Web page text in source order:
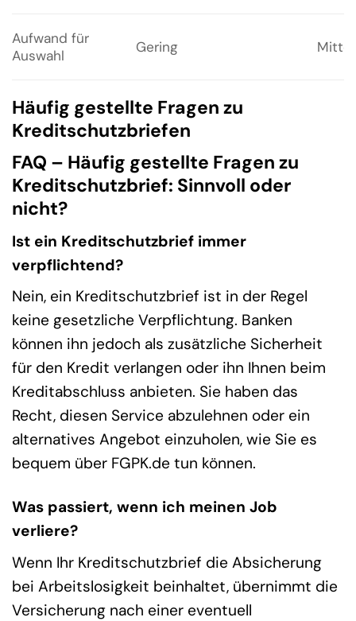
Aufwand für
Auswahl
Gering Mittel
Häufig gestellte Fragen zu
Kreditschutzbriefen
FAQ – Häufig gestellte Fragen zu
Kreditschutzbrief: Sinnvoll oder
nicht?
Ist ein Kreditschutzbrief immer
verpflichtend?
Nein, ein Kreditschutzbrief ist in der Regel
keine gesetzliche Verpflichtung. Banken
können ihn jedoch als zusätzliche Sicherheit
für den Kredit verlangen oder ihn Ihnen beim
Kreditabschluss anbieten. Sie haben das
Recht, diesen Service abzulehnen oder ein
alternatives Angebot einzuholen, wie Sie es
bequem über FGPK.de tun können.
Was passiert, wenn ich meinen Job
verliere?
Wenn Ihr Kreditschutzbrief die Absicherung
bei Arbeitslosigkeit beinhaltet, übernimmt die
Versicherung nach einer eventuell